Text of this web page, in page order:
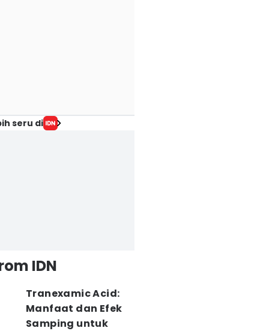
seru di
IDN
Tranexamic Acid:
Manfaat dan Efek
Samping untuk